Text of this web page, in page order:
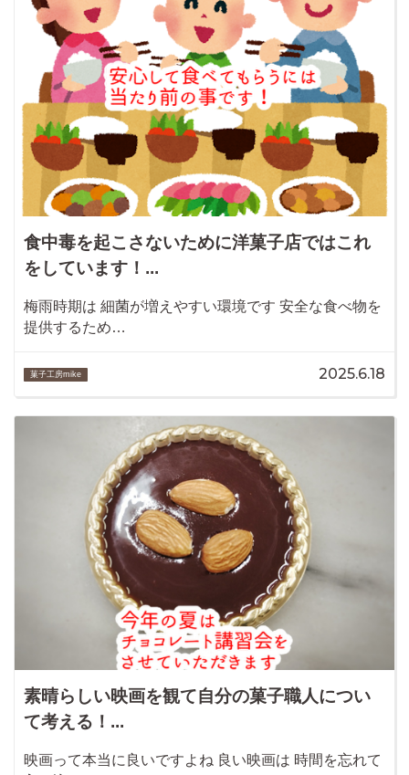
食中毒を起こさないために洋菓子店ではこれ
をしています！...
梅雨時期は 細菌が増えやすい環境です 安全な食べ物を
提供するため…
菓子工房mike 2025.6.18
素晴らしい映画を観て自分の菓子職人につい
て考える！...
映画って本当に良いですよね 良い映画は 時間を忘れて